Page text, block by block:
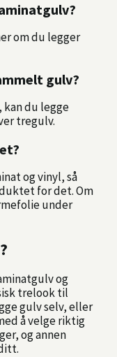
om du legger
gulv?
du legge
tregulv.
og vinyl, så
for det. Om
under
og
trelook til
gulv selv, eller
å velge riktig
og annen